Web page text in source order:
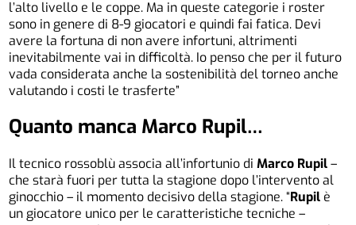
l’alto livello e le coppe. Ma in queste categorie i roster
sono in genere di 8-9 giocatori e quindi fai fatica. Devi
avere la fortuna di non avere infortuni, altrimenti
inevitabilmente vai in difficoltà. Io penso che per il futuro
vada considerata anche la sostenibilità del torneo anche
valutando i costi le trasferte”
Quanto manca Marco Rupil…
Il tecnico rossoblù associa all’infortunio diMarco Rupil–
che starà fuori per tutta la stagione dopo l’intervento al
ginocchio – il momento decisivo della stagione. “Rupil è
un giocatore unico per le caratteristiche tecniche –